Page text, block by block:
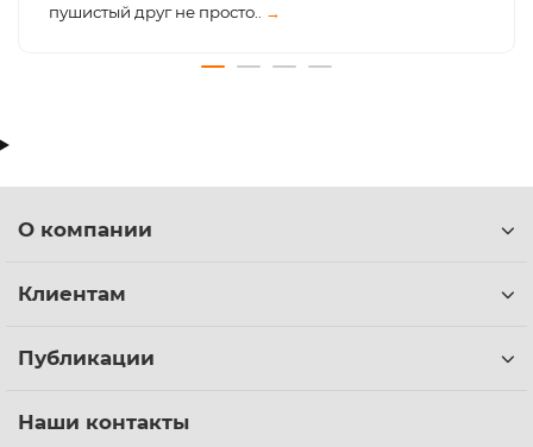
пушистый друг не просто..
→
О компании
Клиентам
Публикации
Наши контакты